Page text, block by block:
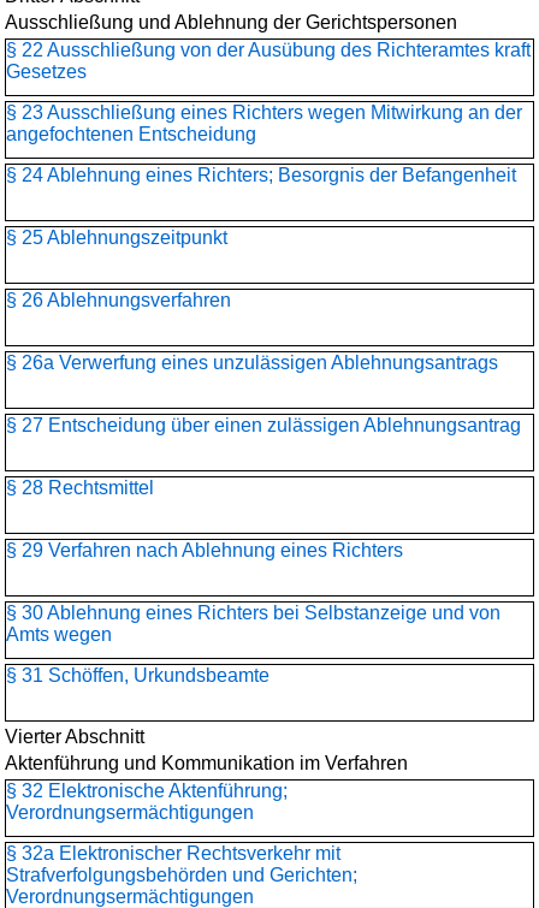
Ausschließung und Ablehnung der Gerichtspersonen
§ 22 Ausschließung von der Ausübung des Richteramtes kraft
Gesetzes
§ 23 Ausschließung eines Richters wegen Mitwirkung an der
angefochtenen Entscheidung
§ 24 Ablehnung eines Richters; Besorgnis der Befangenheit
§ 25 Ablehnungszeitpunkt
§ 26 Ablehnungsverfahren
§ 26a Verwerfung eines unzulässigen Ablehnungsantrags
§ 27 Entscheidung über einen zulässigen Ablehnungsantrag
§ 28 Rechtsmittel
§ 29 Verfahren nach Ablehnung eines Richters
§ 30 Ablehnung eines Richters bei Selbstanzeige und von
Amts wegen
§ 31 Schöffen, Urkundsbeamte
Vierter Abschnitt
Aktenführung und Kommunikation im Verfahren
§ 32 Elektronische Aktenführung;
Verordnungsermächtigungen
§ 32a Elektronischer Rechtsverkehr mit
Strafverfolgungsbehörden und Gerichten;
Verordnungsermächtigungen